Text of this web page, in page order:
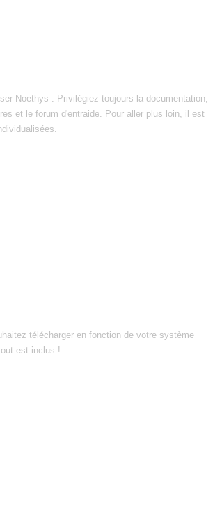
Noethys : Privilégiez toujours la documentation,
et le forum d'entraide. Pour aller plus loin, il est
télécharger en fonction de votre système
est inclus !